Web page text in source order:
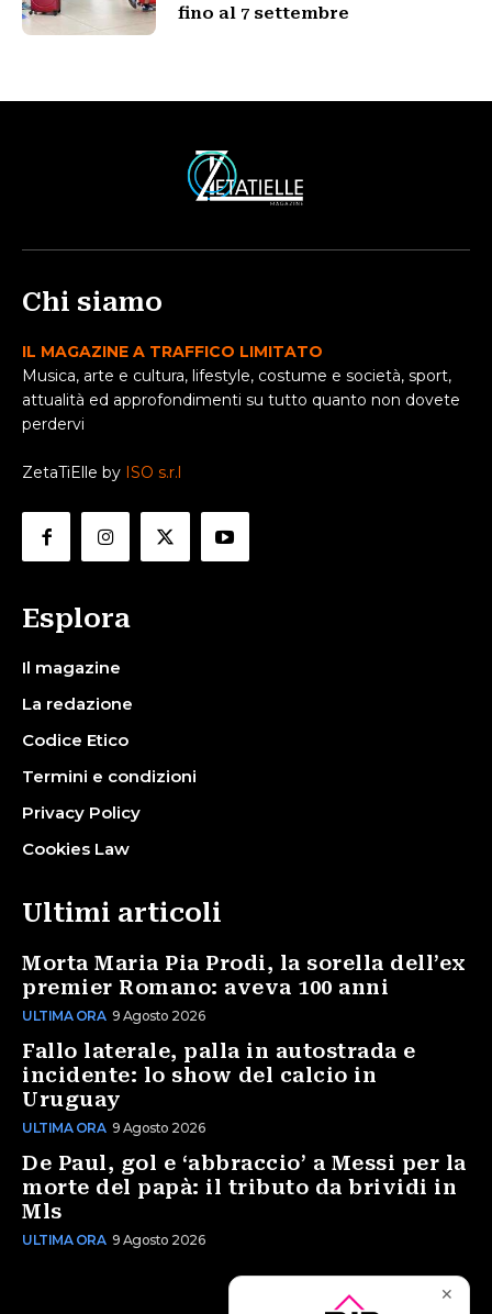
fino al 7 settembre
Chi siamo
IL MAGAZINE A TRAFFICO LIMITATO
Musica, arte e cultura, lifestyle, costume e società, sport,
attualità ed approfondimenti su tutto quanto non dovete
perdervi
ZetaTiElle by ISO s.r.l
Esplora
Il magazine
La redazione
Codice Etico
Termini e condizioni
Privacy Policy
Cookies Law
Ultimi articoli
Morta Maria Pia Prodi, la sorella dell’ex
premier Romano: aveva 100 anni
ULTIMA ORA 9 Agosto 2026
Fallo laterale, palla in autostrada e
incidente: lo show del calcio in
Uruguay
ULTIMA ORA 9 Agosto 2026
De Paul, gol e ‘abbraccio’ a Messi per la
morte del papà: il tributo da brividi in
Mls
ULTIMA ORA 9 Agosto 2026
✕